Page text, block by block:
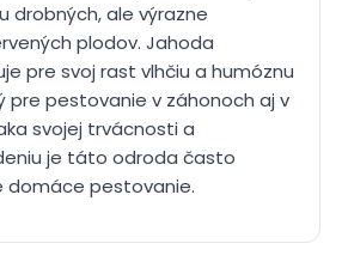
drobných, ale výrazne
plodov. Jahoda
pre svoj rast vlhčiu a humóznu
pre pestovanie v záhonoch aj v
svojej trvácnosti a
je táto odroda často
domáce pestovanie.